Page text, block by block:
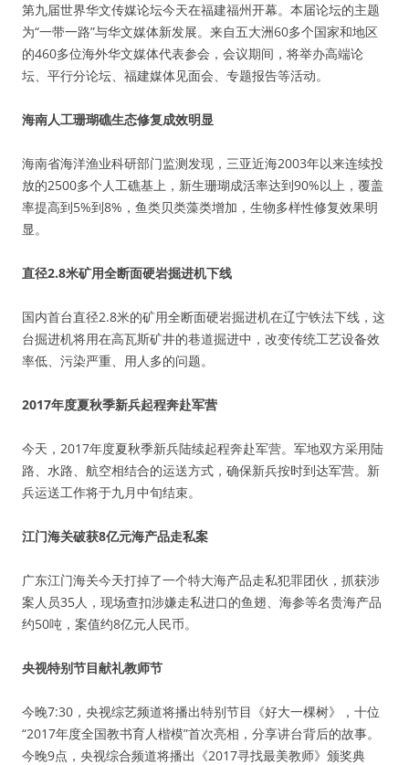
第九届世界华文传媒论坛今天在福建福州开幕。本届论坛的主题
为“一带一路”与华文媒体新发展。来自五大洲60多个国家和地区
的460多位海外华文媒体代表参会，会议期间，将举办高端论
坛、平行分论坛、福建媒体见面会、专题报告等活动。
海南人工珊瑚礁生态修复成效明显
海南省海洋渔业科研部门监测发现，三亚近海2003年以来连续投
放的2500多个人工礁基上，新生珊瑚成活率达到90%以上，覆盖
率提高到5%到8%，鱼类贝类藻类增加，生物多样性修复效果明
显。
直径2.8米矿用全断面硬岩掘进机下线
国内首台直径2.8米的矿用全断面硬岩掘进机在辽宁铁法下线，这
台掘进机将用在高瓦斯矿井的巷道掘进中，改变传统工艺设备效
率低、污染严重、用人多的问题。
2017年度夏秋季新兵起程奔赴军营
今天，2017年度夏秋季新兵陆续起程奔赴军营。军地双方采用陆
路、水路、航空相结合的运送方式，确保新兵按时到达军营。新
兵运送工作将于九月中旬结束。
江门海关破获8亿元海产品走私案
广东江门海关今天打掉了一个特大海产品走私犯罪团伙，抓获涉
案人员35人，现场查扣涉嫌走私进口的鱼翅、海参等名贵海产品
约50吨，案值约8亿元人民币。
央视特别节目献礼教师节
今晚7:30，央视综艺频道将播出特别节目《好大一棵树》，十位
“2017年度全国教书育人楷模”首次亮相，分享讲台背后的故事。
今晚9点，央视综合频道将播出《2017寻找最美教师》颁奖典